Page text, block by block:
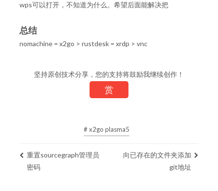
wps可以打开，不知道为什么。希望后面能解决把
总结
nomachine = x2go > rustdesk = xrdp > vnc
坚持原创技术分享，您的支持将鼓励我继续创作！
赏
# x2go plasma5
重置sourcegraph管理员
密码
向已存在的文件夹添加
git地址